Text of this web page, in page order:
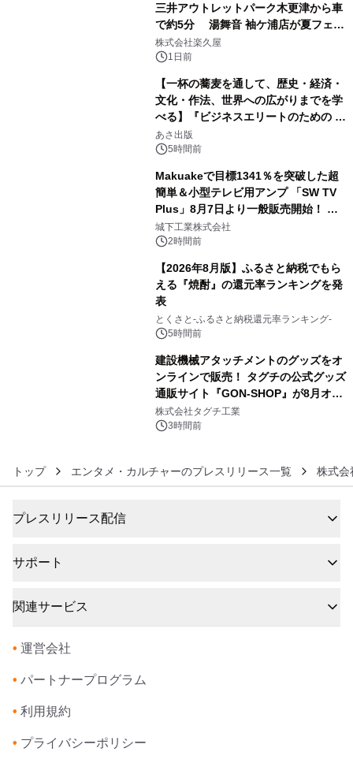
三井アウトレットパーク木更津から車
で約5分 湯舞音 袖ケ浦店が夏フェア
メニューを提供
株式会社楽久屋
1日前
【一杯の蕎麦を通して、歴史・経済・
文化・作法、世界への広がりまでを学
べる】『ビジネスエリートのための 教
養としての蕎麦』2026年8月25日
（火）発売
あさ出版
5時間前
Makuakeで目標1341％を突破した超
簡単＆小型テレビ用アンプ 「SW TV
Plus」8月7日より一般販売開始！ ケ
ーブル1本つなぐだけ、テレビの音が
ぐっと豊かに
城下工業株式会社
2時間前
【2026年8月版】ふるさと納税でもら
える『焼酎』の還元率ランキングを発
表
とくさと-ふるさと納税還元率ランキング-
5時間前
建設機械アタッチメントのグッズをオ
ンラインで販売！ タグチの公式グッズ
通販サイト『GON-SHOP』が8月オー
プン
株式会社タグチ工業
3時間前
トップ エンタメ・カルチャーのプレスリリース一覧 株式会
プレスリリース配信
サポート
関連サービス
• 運営会社
• パートナープログラム
• 利用規約
• プライバシーポリシー